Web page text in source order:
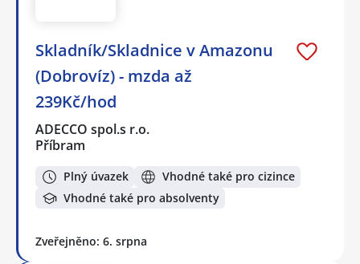
Skladník/Skladnice v Amazonu
(Dobrovíz) - mzda až
239Kč/hod
ADECCO spol.s r.o.
Příbram
Plný úvazek
Vhodné také pro cizince
Vhodné také pro absolventy
Zveřejněno: 6. srpna